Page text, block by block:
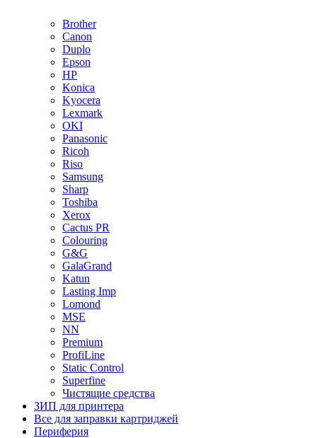
Brother
Canon
Duplo
Epson
HP
Konica
Kyocera
Lexmark
OKI
Panasonic
Ricoh
Riso
Samsung
Sharp
Toshiba
Xerox
Cactus PR
Colouring
G&G
GalaGrand
Katun
Lasting Imp
Lomond
MSE
NN
Premium
ProfiLine
Static Control
Superfine
Чистящие средства
ЗИП для принтера
Все для заправки картриджей
Периферия